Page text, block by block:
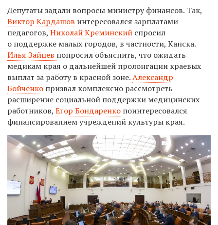
Депутаты задали вопросы министру финансов. Так,
Виктор Кардашов интересовался зарплатами
педагогов, Николай Креминский спросил
о поддержке малых городов, в частности, Канска.
Илья Зайцев попросил объяснить, что ожидать
медикам края о дальнейшей пролонгации краевых
выплат за работу в красной зоне.Александр
Бойченко призвал комплексно рассмотреть
расширение социальной поддержки медицинских
работников, Егор Бондаренко поинтересовался
финансированием учреждений культуры края.